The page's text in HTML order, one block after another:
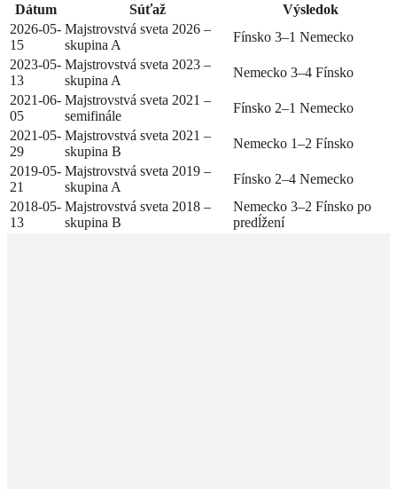
Dátum Súťaž
Výsledok
2026-05-
15
Majstrovstvá sveta 2026 –
skupina A
Fínsko 3–1 Nemecko
2023-05-
13
Majstrovstvá sveta 2023 –
skupina A
Nemecko 3–4 Fínsko
2021-06-
05
Majstrovstvá sveta 2021 –
semifinále
Fínsko 2–1 Nemecko
2021-05-
29
Majstrovstvá sveta 2021 –
skupina B
Nemecko 1–2 Fínsko
2019-05-
21
Majstrovstvá sveta 2019 –
skupina A
Fínsko 2–4 Nemecko
2018-05-
13
Majstrovstvá sveta 2018 –
skupina B
Nemecko 3–2 Fínsko po
predĺžení